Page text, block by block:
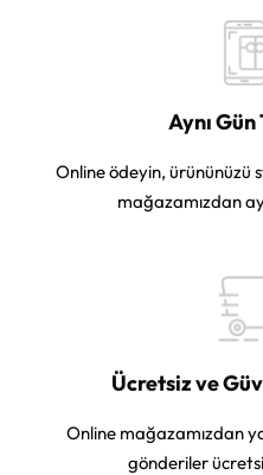
Aynı
Online ödeyin, ürününüzü
mağazamızdan
Ücretsiz ve
Online mağazamızdan
gönderiler